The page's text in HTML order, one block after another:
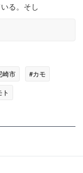
る。そし
崎市
#カモ